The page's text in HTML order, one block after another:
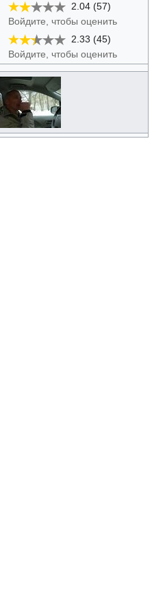
2.04 (57)
Войдите, чтобы оценить
2.33 (45)
Войдите, чтобы оценить